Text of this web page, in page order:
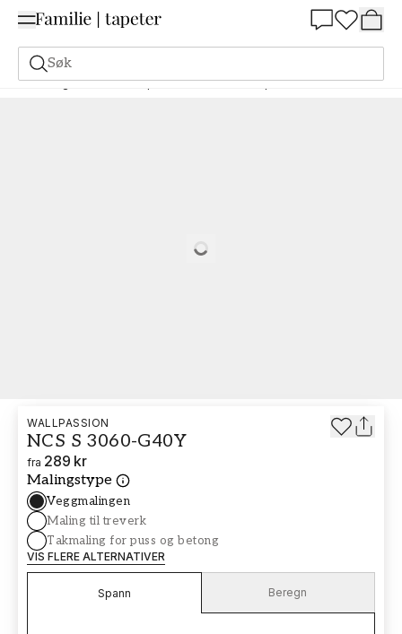
Søk
Maling Bestill basert på NCS Bestill basert på NCS 3060-G40Y
Loading…
WALLPASSION
NCS S 3060-G40Y
fra 289 kr
Malingstype
Veggmalingen
Maling til treverk
Takmaling for puss og betong
VIS FLERE ALTERNATIVER
Spann Beregn